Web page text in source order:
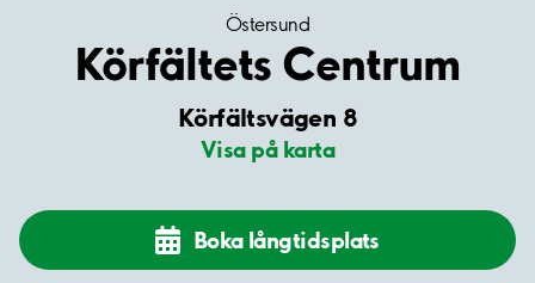
Östersund
Körfältets Centrum
Körfältsvägen 8
Visa på karta
Boka långtidsplats